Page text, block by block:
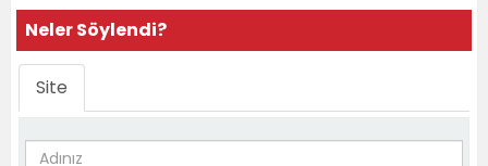
Neler Söylendi?
Site